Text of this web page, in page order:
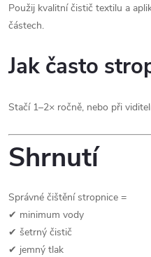
Použij kvalitní čistič textilu a
částech.
Jak často
Stačí 1–2× ročně, nebo při
Shrnutí
Správné čištění stropnice =
✔ minimum vody
✔ šetrný čistič
✔ jemný tlak